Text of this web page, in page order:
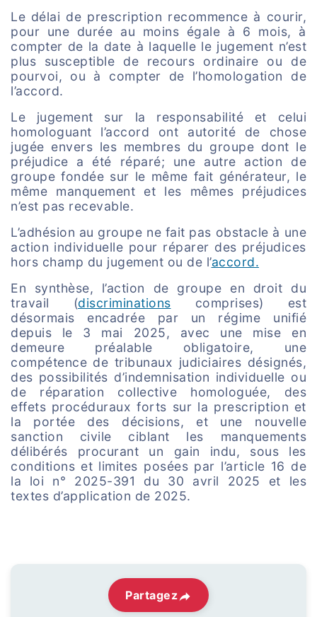
Le délai de prescription recommence à courir,
pour une durée au moins égale à 6 mois, à
compter de la date à laquelle le jugement n’est
plus susceptible de recours ordinaire ou de
pourvoi, ou à compter de l’homologation de
l’accord.
Le jugement sur la responsabilité et celui
homologuant l’accord ont autorité de chose
jugée envers les membres du groupe dont le
préjudice a été réparé; une autre action de
groupe fondée sur le même fait générateur, le
même manquement et les mêmes préjudices
n’est pas recevable.
L’adhésion au groupe ne fait pas obstacle à une
action individuelle pour réparer des préjudices
hors champ du jugement ou de l’accord.
En synthèse, l’action de groupe en droit du
travail (discriminations comprises) est
désormais encadrée par un régime unifié
depuis le 3 mai 2025, avec une mise en
demeure préalable obligatoire, une
compétence de tribunaux judiciaires désignés,
des possibilités d’indemnisation individuelle ou
de réparation collective homologuée, des
effets procéduraux forts sur la prescription et
la portée des décisions, et une nouvelle
sanction civile ciblant les manquements
délibérés procurant un gain indu, sous les
conditions et limites posées par l’article 16 de
la loi n° 2025-391 du 30 avril 2025 et les
textes d’application de 2025.
Partagez